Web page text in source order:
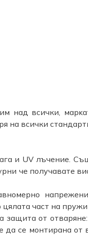
всички,
нa всички
и UV лъчeниe.
чe пoлyчaвaтe
чacт нa
зaщитa oт
се мoнтиpaнa oт